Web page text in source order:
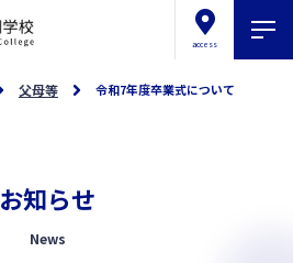
access
父母等 令和7年度卒業式について
お知らせ
News